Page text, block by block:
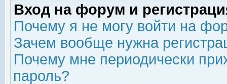
Вход на форум и
Почему я не могу войти на
Зачем вообще нужна
Почему мне периодически
пароль?